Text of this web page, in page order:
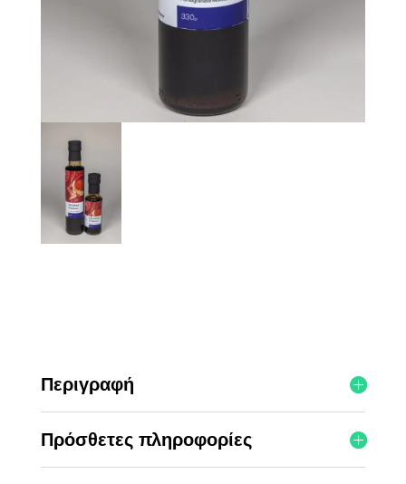
Περιγραφή
Πρόσθετες πληροφορίες